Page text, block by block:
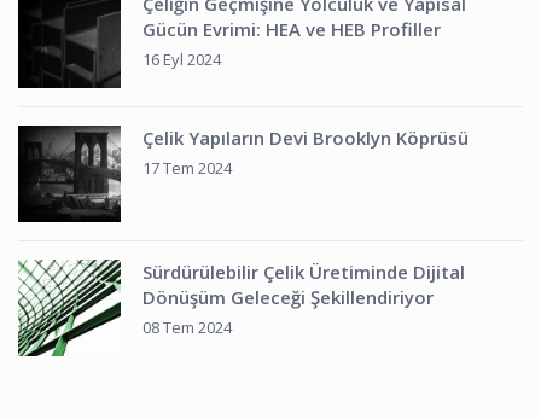
Gücün Evrimi: HEA ve HEB Profiller
16 Eyl 2024
Çelik Yapıların Devi Brooklyn Köprüsü
17 Tem 2024
Sürdürülebilir Çelik Üretiminde Dijital
Dönüşüm Geleceği Şekillendiriyor
08 Tem 2024